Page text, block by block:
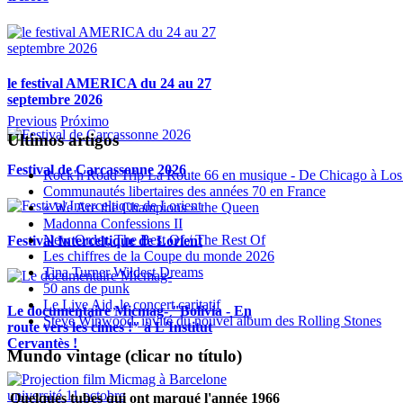
le festival AMERICA du 24 au 27
septembre 2026
Festival de Carcassonne 2026
Festival Interceltique de Lorient
Le documentaire Micmag- "Bolivia - En
route vers les cimes !" à L'Institut
Cervantès !
Previous Próximo
Ultimos artigos
Rock'n'Road Trip La Route 66 en musique - De Chicago à
Communautés libertaires des années 70 en France
« We Are the Champions » the Queen
Madonna Confessions II
New Order, The Best Of / The Rest Of
Les chiffres de la Coupe du monde 2026
Tina Turner Wildest Dreams
50 ans de punk
Le Live Aid, le concert caritatif
Steve Winwood, invité du nouvel album des Rolling Stones
Mundo vintage (clicar no título)
Quelques tubes qui ont marqué l'année 1966